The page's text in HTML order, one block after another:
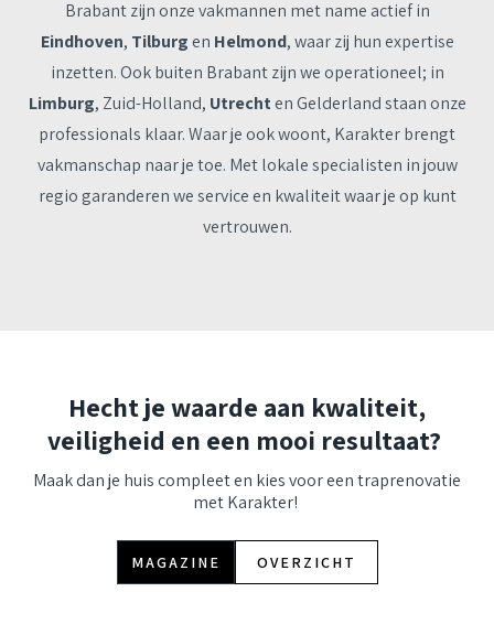
Brabant zijn onze vakmannen met name actief in
Eindhoven, Tilburgen Helmond, waar zij hun expertise
inzetten. Ook buiten Brabant zijn we operationeel; in
Limburg, Zuid-Holland, Utrechten Gelderland staan onze
professionals klaar. Waar je ook woont, Karakter brengt
vakmanschap naar je toe. Met lokale specialisten in jouw
regio garanderen we service en kwaliteit waar je op kunt
vertrouwen.
Hecht je waarde aan kwaliteit,
veiligheid en een mooi resultaat?
Maak dan je huis compleet en kies voor een traprenovatie
met Karakter!
MAGAZINE OVERZICHT